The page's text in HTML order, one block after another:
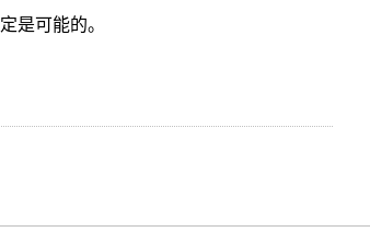
是可能的。